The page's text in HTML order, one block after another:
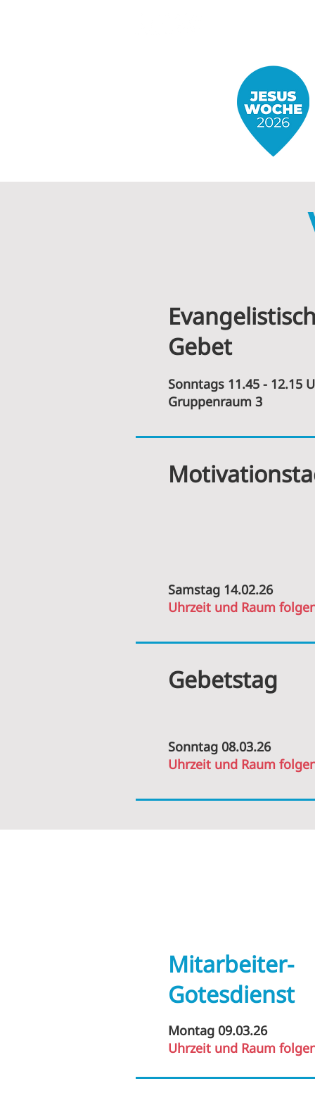
Gebet
Sonntags 11.45 - 12.15
Gruppenraum 3
Samstag 14.02.26
Uhrzeit und Raum
Gebetstag
Sonntag 08.03.26
Uhrzeit und Raum
Mitarbeiter-
Gotesdienst
Montag 09.03.26
Uhrzeit und Raum